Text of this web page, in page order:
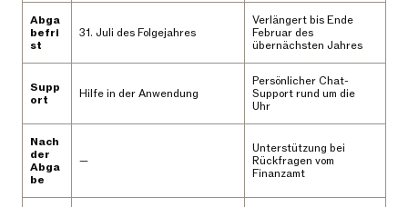
Abga
befri
st
31. Juli des Folgejahres
Verlängert bis Ende
Februar des
übernächsten Jahres
Supp
ort
Hilfe in der Anwendung
Persönlicher Chat-
Support rund um die
Uhr
Nach
der
Abga
be
—
Unterstützung bei
Rückfragen vom
Finanzamt